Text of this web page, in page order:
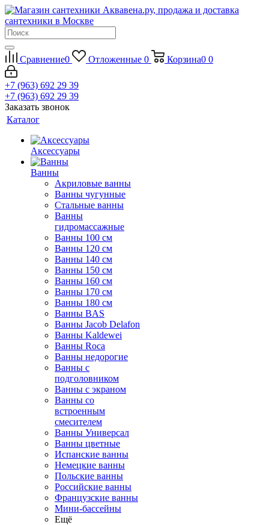
Сравнение0 Отложенные 0 Корзина0 0
+7 (963) 692 29 39
+7 (963) 692 29 39
Заказать звонок
Каталог
Аксессуары
Ванны
Акриловые ванны
Ванны чугунные
Стальные ванны
Ванны
гидромассажные
Ванны 100 см
Ванны 120 см
Ванны 140 см
Ванны 150 см
Ванны 160 см
Ванны 170 см
Ванны 180 см
Ванны BAS
Ванны Jacob Delafon
Ванны Kaldewei
Ванны Roca
Ванны недорогие
Ванны с
подголовником
Ванны с экраном
Ванны со
встроенным
смесителем
Ванны Универсал
Ванны цветные
Испанские ванны
Немецкие ванны
Польские ванны
Российские ванны
Французские ванны
Мини-бассейны
Ещё